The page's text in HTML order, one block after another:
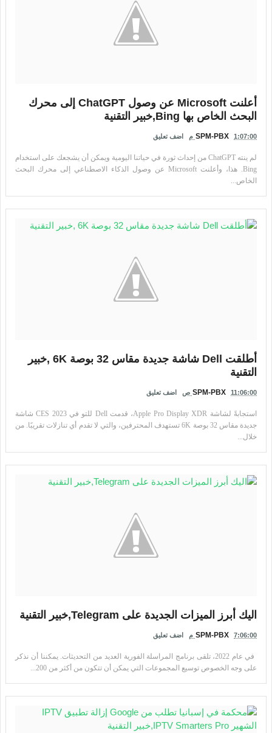
أعلنت Microsoft عن وصول ChatGPT إلى محرك
البحث الخاص بها Bing,خبير التقنية
SPM-PBX 1:07:00 م اضف تعليق
لم ينته ChatGPT من إحداث ثورة في حياتنا اليومية ويمكن أن يشجعك على استخدام
Bing. هذا، وأعلنت Microsoft عن وصول الذكاء الاصطناعي إلى محرك البحث
الخاص...
أطلقت Dell شاشة جديدة مقاس 32 بوصة 6K ,خبير
التقنية
SPM-PBX 11:06:00 ص اضف تعليق
استجابةً لشاشة Apple Pro Display XDR، قدمت Dell للتو في CES 2023 شاشة
جديدة مقاس 32 بوصة 6K تستهدف المحترفين، والتي لا تقدم أي تنازلات تقريبًا. من
خلال...
اليك أبرز الميزات الجديدة على Telegram,خبير التقنية
SPM-PBX 7:06:00 م اضف تعليق
في عام 2022، تلقى برنامج المراسلة الفورية العديد من التحديثات. يمكننا أن نذكر
على وجه الخصوص توسيع المجموعات التي يمكن أن تتكون من أكثر من 200...